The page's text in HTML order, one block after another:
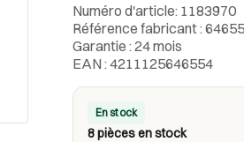
Numéro d'article: 1183970
Référence fabricant : 64655
Garantie : 24 mois
EAN : 4211125646554
En stock
8 pièces en stock